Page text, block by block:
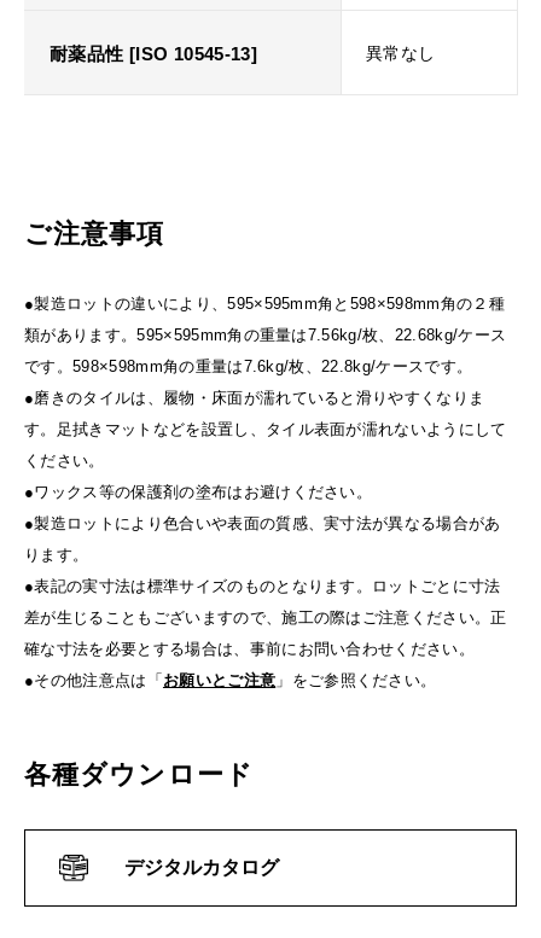
耐薬品性 [ISO 10545-13] 異常なし
ご注意事項
●製造ロットの違いにより、595×595mm角と598×598mm角の２種
類があります。595×595mm角の重量は7.56kg/枚、22.68kg/ケース
です。598×598mm角の重量は7.6kg/枚、22.8kg/ケースです。
●磨きのタイルは、履物・床面が濡れていると滑りやすくなりま
す。足拭きマットなどを設置し、タイル表面が濡れないようにして
ください。
●ワックス等の保護剤の塗布はお避けください。
●製造ロットにより色合いや表面の質感、実寸法が異なる場合があ
ります。
●表記の実寸法は標準サイズのものとなります。ロットごとに寸法
差が生じることもございますので、施工の際はご注意ください。正
確な寸法を必要とする場合は、事前にお問い合わせください。
●その他注意点は「お願いとご注意 」をご参照ください。
各種ダウンロード
デジタルカタログ